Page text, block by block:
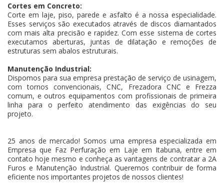
Cortes em Concreto:
Corte em laje, piso, parede e asfalto é a nossa especialidade.
Esses serviços são executados através de discos diamantados
com mais alta precisão e rapidez. Com esse sistema de cortes
executamos aberturas, juntas de dilatação e remoções de
estruturas sem abalos estruturais.
Manutenção Industrial:
Dispomos para sua empresa prestação de serviço de usinagem,
com tornos convencionais, CNC, Frezadora CNC e Frezza
comum, e outros equipamentos com profissionais de primeira
linha para o perfeito atendimento das exigências do seu
projeto.
25 anos de mercado! Somos uma empresa especializada em
Empresa que Faz Perfuração em Laje em Itabuna, entre em
contato hoje mesmo e conheça as vantagens de contratar a 2A
Furos e Manutenção Industrial. Queremos contribuir de forma
eficiente nos importantes projetos de nossos clientes!